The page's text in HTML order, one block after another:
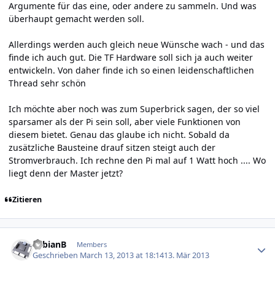
Argumente für das eine, oder andere zu sammeln. Und was
überhaupt gemacht werden soll.
Allerdings werden auch gleich neue Wünsche wach - und das
finde ich auch gut. Die TF Hardware soll sich ja auch weiter
entwickeln. Von daher finde ich so einen leidenschaftlichen
Thread sehr schön
Ich möchte aber noch was zum Superbrick sagen, der so viel
sparsamer als der Pi sein soll, aber viele Funktionen von
diesem bietet. Genau das glaube ich nicht. Sobald da
zusätzliche Bausteine drauf sitzen steigt auch der
Stromverbrauch. Ich rechne den Pi mal auf 1 Watt hoch .... Wo
liegt denn der Master jetzt?
Zitieren
FabianB Members
Geschrieben March 13, 2013 at 18:1413. Mär 2013